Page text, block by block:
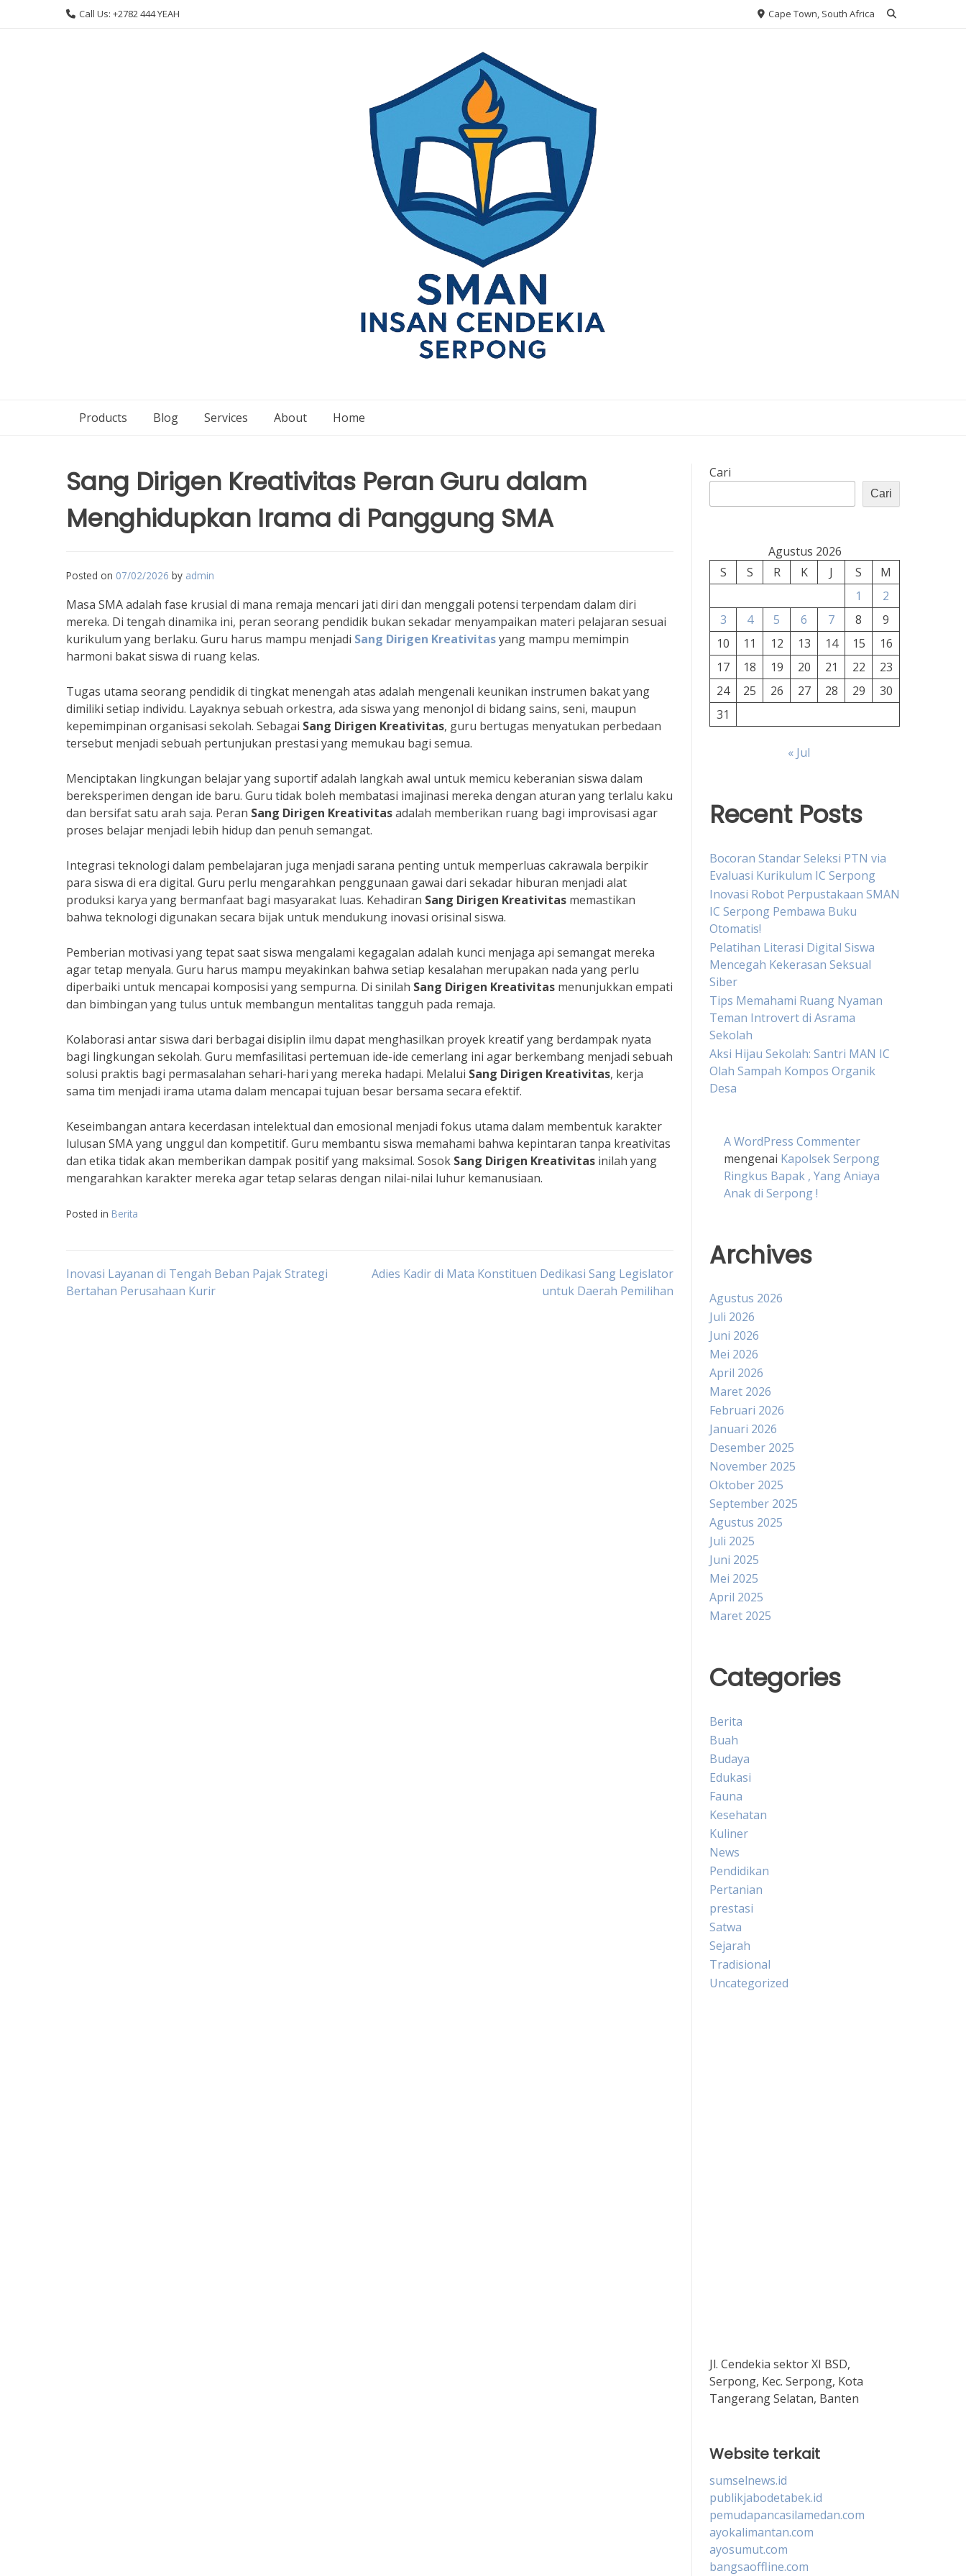
Call Us: +2782 444 YEAH Cape Town, South Africa
Products Blog Services About Home
Sang Dirigen Kreativitas Peran Guru dalam
Menghidupkan Irama di Panggung SMA
Posted on 07/02/2026 by admin
Masa SMA adalah fase krusial di mana remaja mencari jati diri dan menggali potensi terpendam dalam diri
mereka. Di tengah dinamika ini, peran seorang pendidik bukan sekadar menyampaikan materi pelajaran sesuai
kurikulum yang berlaku. Guru harus mampu menjadi Sang Dirigen Kreativitasyang mampu memimpin
harmoni bakat siswa di ruang kelas.
Tugas utama seorang pendidik di tingkat menengah atas adalah mengenali keunikan instrumen bakat yang
dimiliki setiap individu. Layaknya sebuah orkestra, ada siswa yang menonjol di bidang sains, seni, maupun
kepemimpinan organisasi sekolah. Sebagai Sang Dirigen Kreativitas, guru bertugas menyatukan perbedaan
tersebut menjadi sebuah pertunjukan prestasi yang memukau bagi semua.
Menciptakan lingkungan belajar yang suportif adalah langkah awal untuk memicu keberanian siswa dalam
bereksperimen dengan ide baru. Guru tidak boleh membatasi imajinasi mereka dengan aturan yang terlalu kaku
dan bersifat satu arah saja. Peran Sang Dirigen Kreativitasadalah memberikan ruang bagi improvisasi agar
proses belajar menjadi lebih hidup dan penuh semangat.
Integrasi teknologi dalam pembelajaran juga menjadi sarana penting untuk memperluas cakrawala berpikir
para siswa di era digital. Guru perlu mengarahkan penggunaan gawai dari sekadar hiburan menjadi alat
produksi karya yang bermanfaat bagi masyarakat luas. Kehadiran Sang Dirigen Kreativitas memastikan
bahwa teknologi digunakan secara bijak untuk mendukung inovasi orisinal siswa.
Pemberian motivasi yang tepat saat siswa mengalami kegagalan adalah kunci menjaga api semangat mereka
agar tetap menyala. Guru harus mampu meyakinkan bahwa setiap kesalahan merupakan nada yang perlu
diperbaiki untuk mencapai komposisi yang sempurna. Di sinilah Sang Dirigen Kreativitas menunjukkan empati
dan bimbingan yang tulus untuk membangun mentalitas tangguh pada remaja.
Kolaborasi antar siswa dari berbagai disiplin ilmu dapat menghasilkan proyek kreatif yang berdampak nyata
bagi lingkungan sekolah. Guru memfasilitasi pertemuan ide-ide cemerlang ini agar berkembang menjadi sebuah
solusi praktis bagi permasalahan sehari-hari yang mereka hadapi. Melalui Sang Dirigen Kreativitas, kerja
sama tim menjadi irama utama dalam mencapai tujuan besar bersama secara efektif.
Keseimbangan antara kecerdasan intelektual dan emosional menjadi fokus utama dalam membentuk karakter
lulusan SMA yang unggul dan kompetitif. Guru membantu siswa memahami bahwa kepintaran tanpa kreativitas
dan etika tidak akan memberikan dampak positif yang maksimal. Sosok Sang Dirigen Kreativitas inilah yang
mengarahkan karakter mereka agar tetap selaras dengan nilai-nilai luhur kemanusiaan.
Posted in Berita
Navigasi
Inovasi Layanan di Tengah Beban Pajak Strategi
Bertahan Perusahaan Kurir
Adies Kadir di Mata Konstituen Dedikasi Sang Legislator
untuk Daerah Pemilihan
Cari
Cari
Agustus 2026
S
S R K J S
M
1
2
3
4 5 6 7 8
9
10
11 12 13 14 15
16
17
18 19 20 21 22
23
24
25 26 27 28 29
30
31
« Jul
Recent Posts
Bocoran Standar Seleksi PTN via
Evaluasi Kurikulum IC Serpong
Inovasi Robot Perpustakaan SMAN
IC Serpong Pembawa Buku
Otomatis!
Pelatihan Literasi Digital Siswa
Mencegah Kekerasan Seksual
Siber
Tips Memahami Ruang Nyaman
Teman Introvert di Asrama
Sekolah
Aksi Hijau Sekolah: Santri MAN IC
Olah Sampah Kompos Organik
Desa
A WordPress Commenter
mengenai Kapolsek Serpong
Ringkus Bapak , Yang Aniaya
Anak di Serpong !
Archives
Agustus 2026
Juli 2026
Juni 2026
Mei 2026
April 2026
Maret 2026
Februari 2026
Januari 2026
Desember 2025
November 2025
Oktober 2025
September 2025
Agustus 2025
Juli 2025
Juni 2025
Mei 2025
April 2025
Maret 2025
Categories
Berita
Buah
Budaya
Edukasi
Fauna
Kesehatan
Kuliner
News
Pendidikan
Pertanian
prestasi
Satwa
Sejarah
Tradisional
Uncategorized
Jl. Cendekia sektor XI BSD,
Serpong, Kec. Serpong, Kota
Tangerang Selatan, Banten
Website terkait
sumselnews.id
publikjabodetabek.id
pemudapancasilamedan.com
ayokalimantan.com
ayosumut.com
bangsaoffline.com